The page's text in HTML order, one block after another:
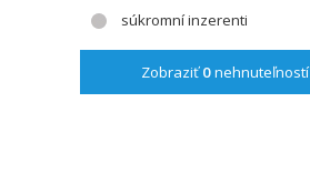
súkromní inzerenti
Zobraziť0nehnuteľností